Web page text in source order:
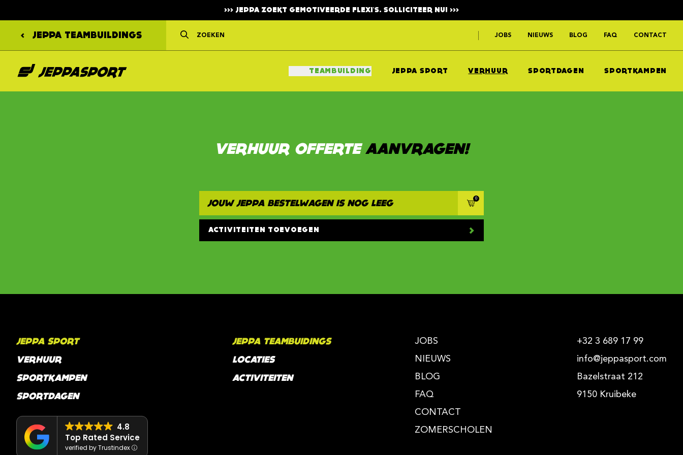
>>> JEPPA ZOEKT GEMOTIVEERDE FLEXI'S. SOLLICITEER NU! >>>
JEPPA TEAMBUILDINGS JOBS NIEUWS BLOG FAQ CONTACT
TEAMBUILDING JEPPA SPORT VERHUUR SPORTDAGEN SPORTKAMPEN
VERHUUR OFFERTEAANVRAGEN!
JOUW JEPPA BESTELWAGEN IS NOG LEEG
0
ACTIVITEITEN TOEVOEGEN
JEPPA SPORT
VERHUUR
SPORTKAMPEN
SPORTDAGEN
4.8
Top Rated Service
verified by Trustindex
JEPPA TEAMBUIDINGS
LOCATIES
ACTIVITEITEN
JOBS
NIEUWS
BLOG
FAQ
CONTACT
ZOMERSCHOLEN
+32 3 689 17 99
info@jeppasport.com
Bazelstraat 212
9150 Kruibeke